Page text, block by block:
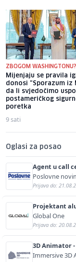
ZBOGOM WASHINGTONU?
Mijenjaju se pravila
donosi "Sporazum iz
da li svjedočimo
postameričkog
poretka
9 sati
Oglasi za posao
Agent u call
Poslovne
Prijava do:
Projektant
Global One
Prijava do:
3D Animator
Immersive 3D